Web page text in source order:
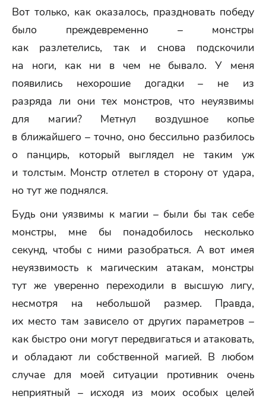
Вот только, как оказалось, праздновать победу
было преждевременно – монстры
как разлетелись, так и снова подскочили
на ноги, как ни в чем не бывало. У меня
появились нехорошие догадки – не из
разряда ли они тех монстров, что неуязвимы
для магии? Метнул воздушное копье
в ближайшего – точно, оно бессильно разбилось
о панцирь, который выглядел не таким уж
и толстым. Монстр отлетел в сторону от удара,
но тут же поднялся.
Будь они уязвимы к магии – были бы так себе
монстры, мне бы понадобилось несколько
секунд, чтобы с ними разобраться. А вот имея
неуязвимость к магическим атакам, монстры
тут же уверенно переходили в высшую лигу,
несмотря на небольшой размер. Правда,
их место там зависело от других параметров –
как быстро они могут передвигаться и атаковать,
и обладают ли собственной магией. В любом
случае для моей ситуации противник очень
неприятный – исходя из моих особых целей